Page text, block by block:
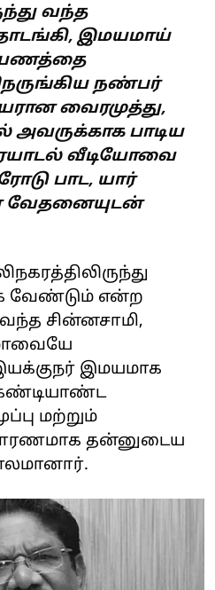
வந்த
இமயமாய்
நண்பர்
வைரமுத்து,
அவருக்காக பாடிய
வீடியோவை
பாட, யார்
வேதனையுடன்
வேண்டும் என்ற
சின்னசாமி,
இமயமாக
கண்டியாண்ட
மற்றும்
தன்னுடைய